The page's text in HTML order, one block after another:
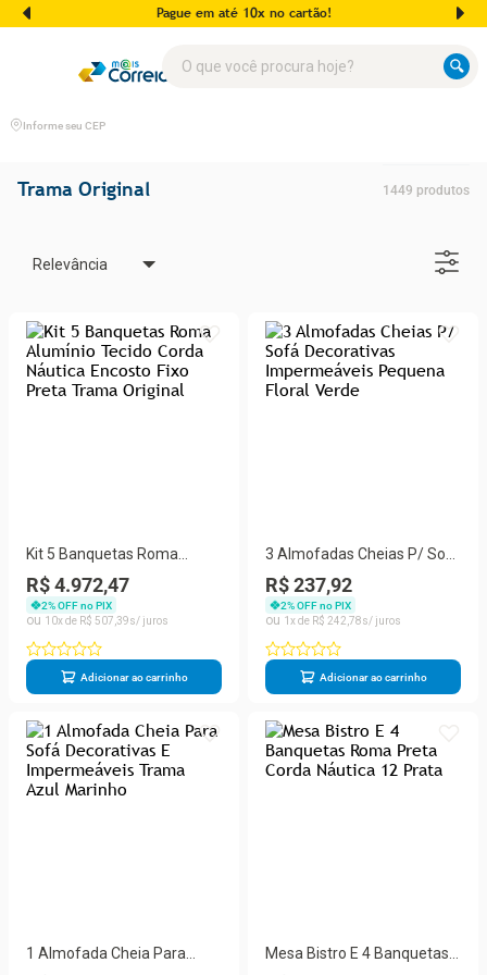
Pague em até 10x no cartão!
Informe seu CEP
Trama Original 1449 produtos
Relevância
Kit 5 Banquetas Roma
Alumínio Tecido Corda
Náutica Encosto Fixo Preta
Trama Original
R$ 4.972,47
2% OFF no PIX
10
R$ 507 39
Adicionar ao carrinho
3 Almofadas Cheias P/ Sofá
Decorativas Impermeáveis
Pequena Floral Verde
R$ 237,92
2% OFF no PIX
1
R$ 242 78
Adicionar ao carrinho
1 Almofada Cheia Para
Mesa Bistro E 4 Banquetas